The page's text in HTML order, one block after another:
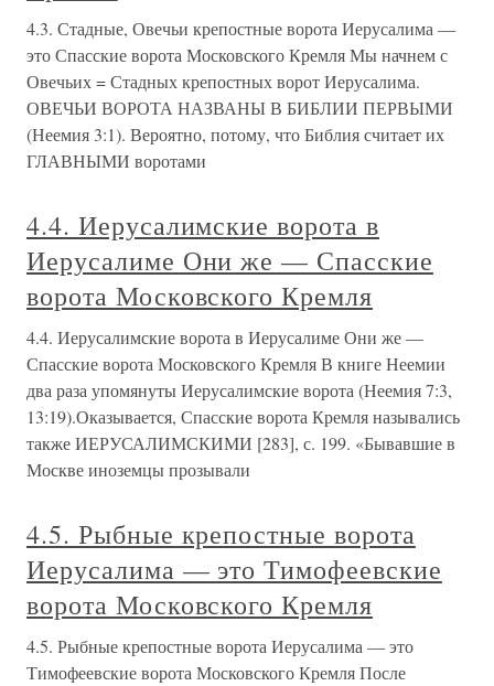
4.3. Стадные, Овечьи крепостные ворота Иерусалима —
это Спасские ворота Московского Кремля Мы начнем с
Овечьих = Стадных крепостных ворот Иерусалима.
ОВЕЧЬИ ВОРОТА НАЗВАНЫ В БИБЛИИ ПЕРВЫМИ
(Неемия 3:1). Вероятно, потому, что Библия считает их
ГЛАВНЫМИ воротами
4.4. Иерусалимские ворота в
Иерусалиме Они же — Спасские
ворота Московского Кремля
4.4. Иерусалимские ворота в Иерусалиме Они же —
Спасские ворота Московского Кремля В книге Неемии
два раза упомянуты Иерусалимские ворота (Неемия 7:3,
13:19).Оказывается, Спасские ворота Кремля назывались
также ИЕРУСАЛИМСКИМИ [283], с. 199. «Бывавшие в
Москве иноземцы прозывали
4.5. Рыбные крепостные ворота
Иерусалима — это Тимофеевские
ворота Московского Кремля
4.5. Рыбные крепостные ворота Иерусалима — это
Тимофеевские ворота Московского Кремля После